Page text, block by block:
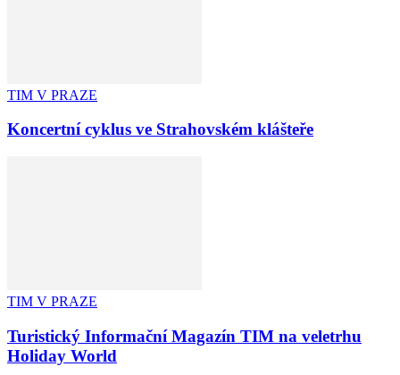
TIM V PRAZE
Koncertní cyklus ve Strahovském klášteře
TIM V PRAZE
Turistický Informační Magazín TIM na veletrhu
Holiday World